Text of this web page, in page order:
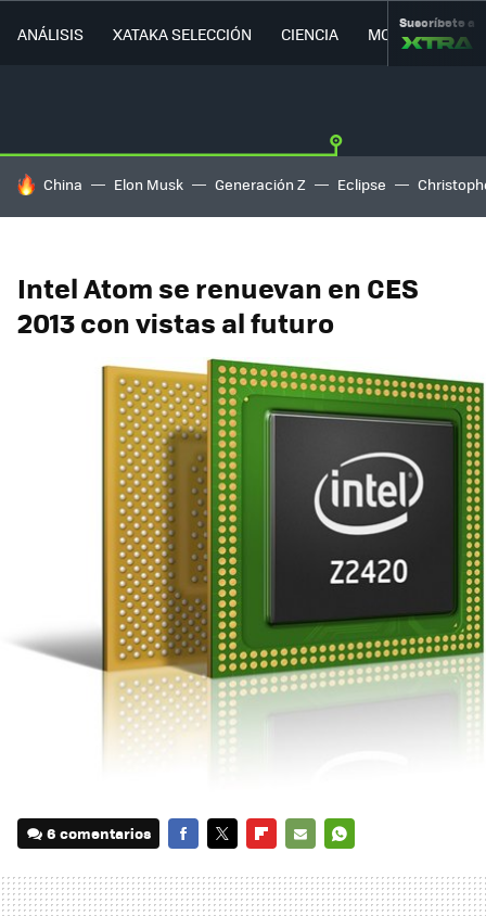
ANÁLISIS XATAKA SELECCIÓN CIENCIA MOVILIDAD
Suscríbete a
HOY SE HABLA DE
China Elon Musk Generación Z Eclipse
Intel Atom se renuevan en CES
2013 con vistas al futuro
6 comentarios
MAIL